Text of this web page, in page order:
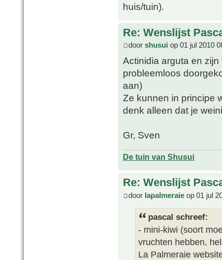
huis/tuin).
Re: Wenslijst
door shusui op 01 jul 2010
Actinidia arguta en
probleemloos
aan)
Ze kunnen in principe
denk alleen dat je
Gr, Sven
De tuin van Shusui
Re: Wenslijst
door lapalmeraie op 01 jul
pascal schreef:
- mini-kiwi (soort
vruchten hebben,
La Palmeraie